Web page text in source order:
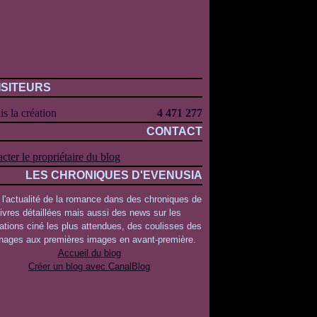
la création
4 471 277
CONTACT
le propriétaire du blog
LES CHRONIQUES D'EVENUSIA
l'actualité de la romance dans des chroniques de
livres détaillées mais aussi des news sur les
ciné les plus attendues, des coulisses des
aux premières images en avant-première.
Accueil du blog
Créer un blog avec CanalBlog